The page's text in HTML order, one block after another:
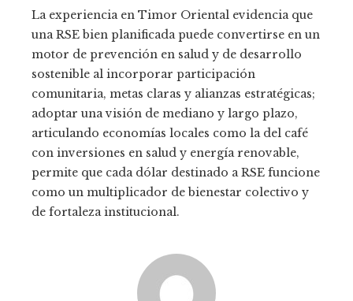
La experiencia en Timor Oriental evidencia que
una RSE bien planificada puede convertirse en un
motor de prevención en salud y de desarrollo
sostenible al incorporar participación
comunitaria, metas claras y alianzas estratégicas;
adoptar una visión de mediano y largo plazo,
articulando economías locales como la del café
con inversiones en salud y energía renovable,
permite que cada dólar destinado a RSE funcione
como un multiplicador de bienestar colectivo y
de fortaleza institucional.